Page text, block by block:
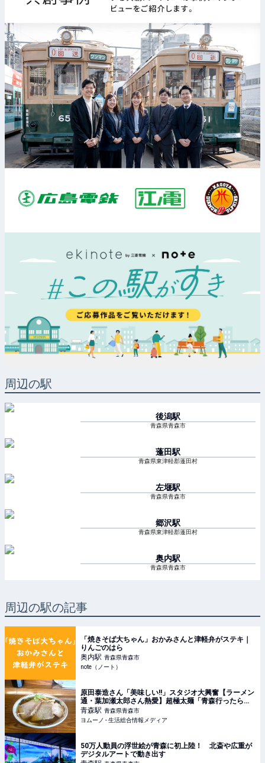
周辺の駅
後潟駅
青森県青森市
蓬田駅
青森県東津軽郡蓬田村
左堰駅
青森県青森市
郷沢駅
青森県東津軽郡蓬田村
奥内駅
青森県青森市
周辺の駅の記事
「焼きそば大ちゃん」おかみさんと津軽弁がステキ｜
りんごのはら
奥内駅 青森県青森市
note（ノート）
原田泰造さん「美味しい!!」スタジオ大興奮【ラーメン
通・葉加瀬太郎さん熱愛】超極太麺「青森行ったら絶
青森駅 青森県青森市
ヨムーノ - 生活総合情報メディア
50万人動員の浮世絵が青森に初上陸！ 北斎や広重が
デジタルアートで動き出す